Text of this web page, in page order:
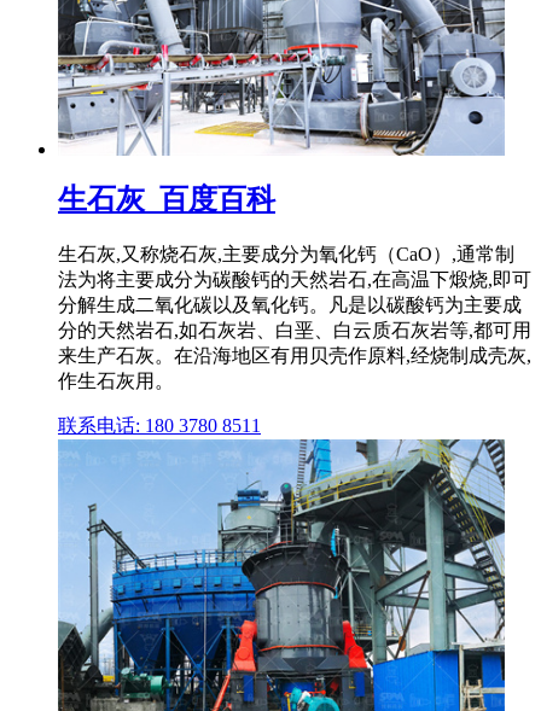
生石灰_百度百科
生石灰,又称烧石灰,主要成分为氧化钙（CaO）,通常制
法为将主要成分为碳酸钙的天然岩石,在高温下煅烧,即可
分解生成二氧化碳以及氧化钙。凡是以碳酸钙为主要成
分的天然岩石,如石灰岩、白垩、白云质石灰岩等,都可用
来生产石灰。在沿海地区有用贝壳作原料,经烧制成壳灰,
作生石灰用。
联系电话: 180 3780 8511